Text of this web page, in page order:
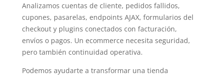
Analizamos cuentas de cliente, pedidos fallidos,
cupones, pasarelas, endpoints AJAX, formularios del
checkout y plugins conectados con facturación,
envíos o pagos. Un ecommerce necesita seguridad,
pero también continuidad operativa.
Podemos ayudarte a transformar una tienda